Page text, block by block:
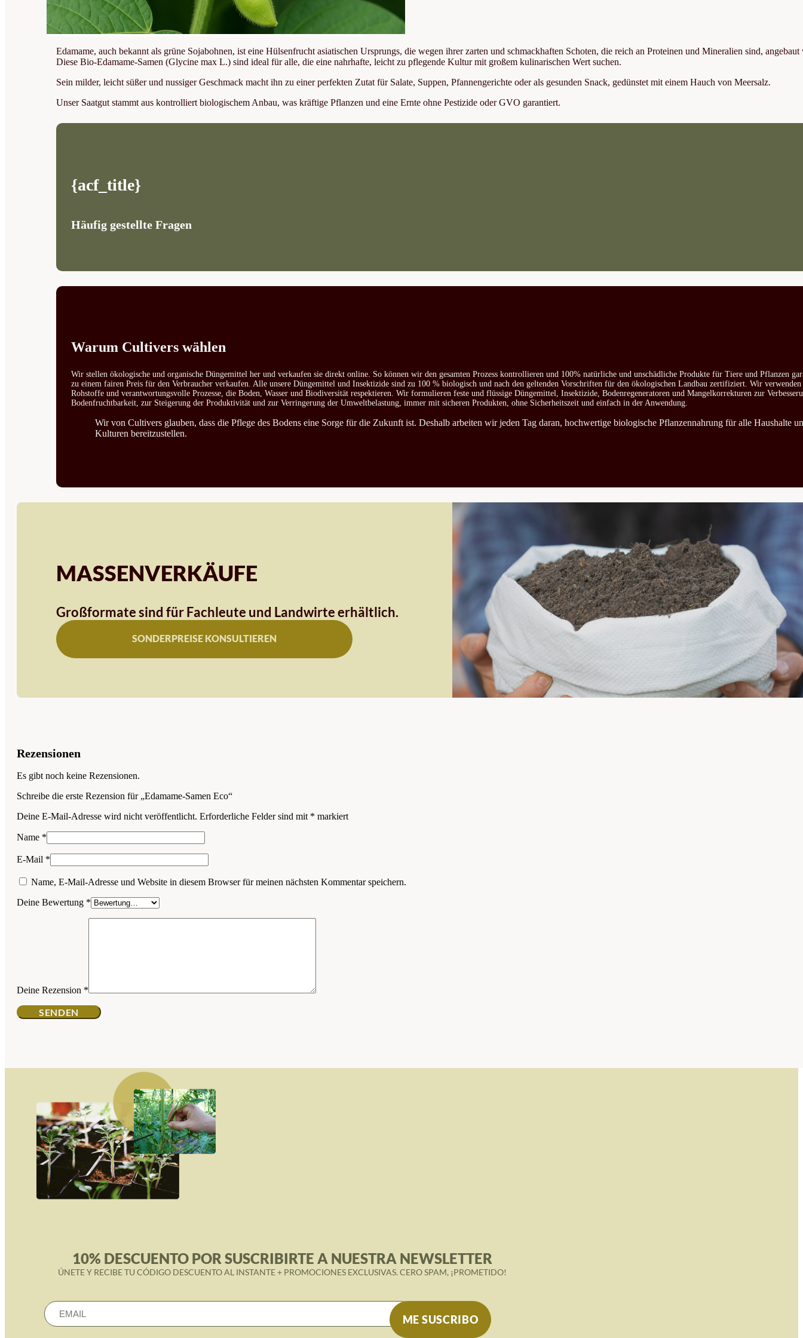
Edamame, auch bekannt als grüne Sojabohnen, ist eine Hülsenfrucht asiatischen Ursprungs, die wegen ihrer zarten und schmackhaften Schoten, die reich an Proteinen und Mineralien sind,
Diese Bio-Edamame-Samen (Glycine max L.) sind ideal für alle, die eine nahrhafte, leicht zu pflegende Kultur mit großem kulinarischen Wert suchen.
Sein milder, leicht süßer und nussiger Geschmack macht ihn zu einer perfekten Zutat für Salate, Suppen, Pfannengerichte oder als gesunden Snack, gedünstet mit einem Hauch von Meersalz.
Unser Saatgut stammt aus kontrolliert biologischem Anbau, was kräftige Pflanzen und eine Ernte ohne Pestizide oder GVO garantiert.
{acf_title}
Häufig gestellte Fragen
Warum Cultivers wählen
Wir stellen ökologische und organische Düngemittel her und verkaufen sie direkt online. So können wir den gesamten Prozess kontrollieren und 100% natürliche und unschädliche Produkte für Tiere und Pflanzen
zu einem fairen Preis für den Verbraucher verkaufen. Alle unsere Düngemittel und Insektizide sind zu 100 % biologisch und nach den geltenden Vorschriften für den ökologischen Landbau zertifiziert. Wir
Rohstoffe und verantwortungsvolle Prozesse, die Boden, Wasser und Biodiversität respektieren. Wir formulieren feste und flüssige Düngemittel, Insektizide, Bodenregeneratoren und Mangelkorrekturen zur
Bodenfruchtbarkeit, zur Steigerung der Produktivität und zur Verringerung der Umweltbelastung, immer mit sicheren Produkten, ohne Sicherheitszeit und einfach in der Anwendung.
Wir von Cultivers glauben, dass die Pflege des Bodens eine Sorge für die Zukunft ist. Deshalb arbeiten wir jeden Tag daran, hochwertige biologische Pflanzennahrung für alle Haushalte
Kulturen bereitzustellen.
MASSENVERKÄUFE
Großformate sind für Fachleute und Landwirte erhältlich.
SONDERPREISE KONSULTIEREN
Rezensionen
Es gibt noch keine Rezensionen.
Schreibe die erste Rezension für „Edamame-Samen Eco“
Deine E-Mail-Adresse wird nicht veröffentlicht. Erforderliche Felder sind mit * markiert
Name *
E-Mail *
Name, E-Mail-Adresse und Website in diesem Browser für meinen nächsten Kommentar speichern.
Deine Bewertung *
Deine Rezension *
10% DESCUENTO POR SUSCRIBIRTE A NUESTRA NEWSLETTER
ÚNETE Y RECIBE TU CÓDIGO DESCUENTO AL INSTANTE + PROMOCIONES EXCLUSIVAS. CERO SPAM, ¡PROMETIDO!